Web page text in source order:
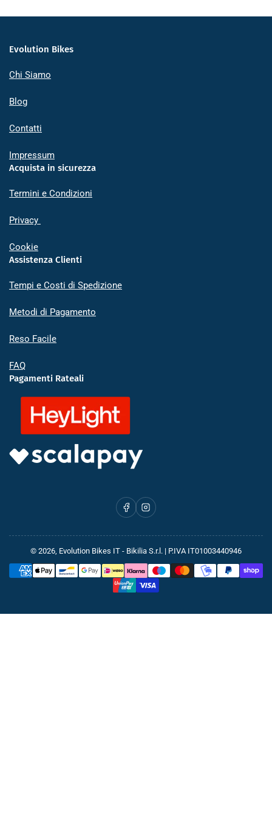
Evolution Bikes
Chi Siamo
Blog
Contatti
Impressum
Acquista in sicurezza
Termini e Condizioni
Privacy
Cookie
Assistenza Clienti
Tempi e Costi di Spedizione
Metodi di Pagamento
Reso Facile
FAQ
Pagamenti Rateali
FacebookInstagram
© 2026, Evolution Bikes IT - Bikilia S.r.l. | P.IVA IT01003440946
Metodi
di
pagamento